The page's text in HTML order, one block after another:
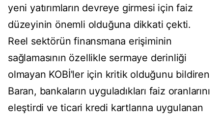
yeni yatırımların devreye girmesi için faiz
düzeyinin önemli olduğuna dikkati çekti.
Reel sektörün finansmana erişiminin
sağlamasının özellikle sermaye derinliği
olmayan KOBİ'ler için kritik olduğunu bildiren
Baran, bankaların uyguladıkları faiz oranlarını
eleştirdi ve ticari kredi kartlarına uygulanan